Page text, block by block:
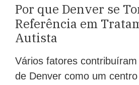
Por que Denver se
Referência em
Autista
Vários fatores
de Denver como um